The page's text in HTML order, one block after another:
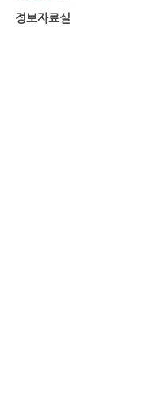
정보자료실